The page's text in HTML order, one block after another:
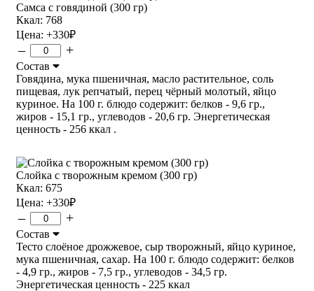
Самса с говядиной (300 гр)
Ккал: 768
Цена: +330₽
– +
Состав
Говядина, мука пшеничная, масло растительное, соль
пищевая, лук репчатый, перец чёрный молотый, яйцо
куриное. На 100 г. блюдо содержит: белков - 9,6 гр.,
жиров - 15,1 гр., углеводов - 20,6 гр. Энергетическая
ценность - 256 ккал .
Слойка с творожным кремом (300 гр)
Ккал: 675
Цена: +330₽
– +
Состав
Тесто слоёное дрожжевое, сыр творожный, яйцо куриное,
мука пшеничная, сахар. На 100 г. блюдо содержит: белков
- 4,9 гр., жиров - 7,5 гр., углеводов - 34,5 гр.
Энергетическая ценность - 225 ккал